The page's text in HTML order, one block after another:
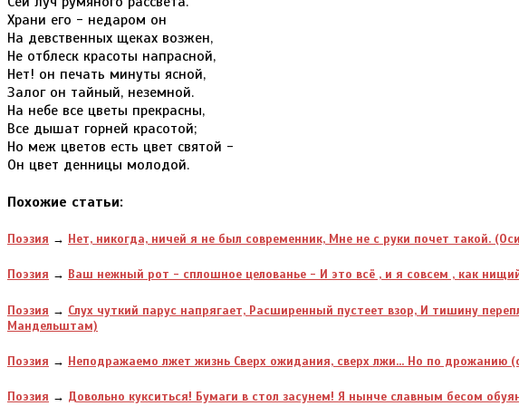
Храни его - недаром он
На девственных щеках возжен,
Не отблеск красоты напрасной,
Нет! он печать минуты ясной,
Залог он тайный, неземной.
На небе все цветы прекрасны,
Все дышат горней красотой;
Но меж цветов есть цвет святой -
Он цвет денницы молодой.
Похожие статьи:
Поэзия → Нет, никогда, ничей я не был современник, Мне не с руки почет такой.
Поэзия → Ваш нежный рот - сплошное целованье - И это всё , и я совсем , как
Поэзия → Слух чуткий парус напрягает, Расширенный пустеет взор, И тишину
Мандельштам)
Поэзия → Неподражаемо лжет жизнь Сверх ожидания, сверх лжи... Но по дрожанию
Поэзия → Довольно кукситься! Бумаги в стол засунем! Я нынче славным бесом